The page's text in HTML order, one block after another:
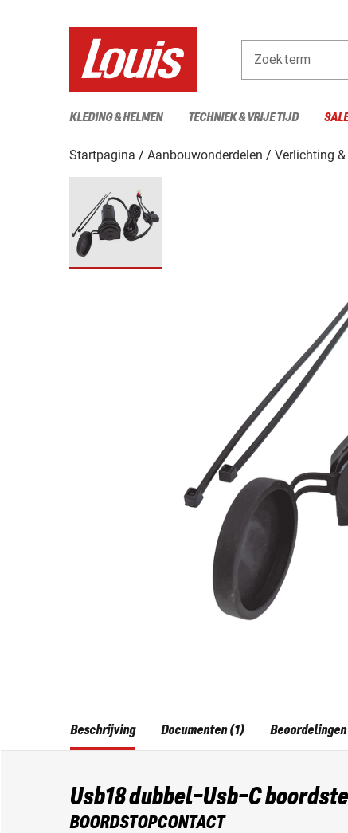
Zoekterm
KLEDING & HELMEN TECHNIEK & VRIJE TIJD
Startpagina Aanbouwonderdelen Verlichting &
Beschrijving
Usb18 dubbel-Usb-C
BOORDSTOPCONTACT
Documenten (1)